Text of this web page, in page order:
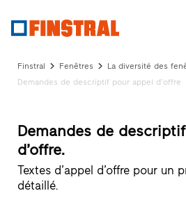
Portes
Parois
Construction
Références
Service
partenaires
Recherche
distributeurs
Accès
Finstral Fenêtres
La diversité des
Demandes de descriptif pour appel d’offre
Demandes de
d’offre.
Textes d’appel d’offre pour un
détaillé.